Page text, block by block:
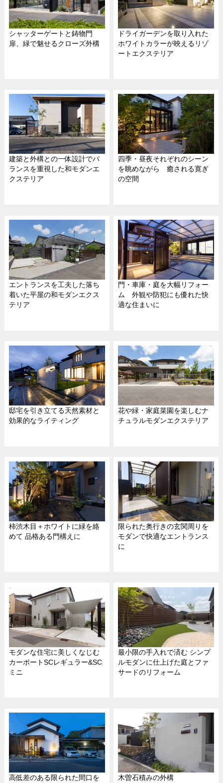
シャッターゲートと鋳物門
扉、緑で魅せるクローズ外構
ドライガーデンを取り入れた
ホワイトカラーが映えるリゾ
ートエクステリア
建築と外構との一体設計でバ
ランスを重視した和モダンエ
クステリア
四季・昼夜それぞれのシーン
を眺めながら 癒される寛ぎ
の空間
エントランスを工夫した落ち
着いた平屋の和モダンエクス
テリア
門・車庫・庭を大幅リフォー
ム 外観や防犯にも優れた快
適な住まいに
邸宅を引き立てる天然素材と
効果的なライティング
花や緑・家庭菜園を楽しむナ
チュラルモダンエクステリア
柿渋木目＋ホワイトに緑を絡
めて 品格ある門構えに
限られた奥行きの玄関周りを
モダンで快適なエントランス
に
モダンな住宅に美しくなじむ
カーポートSCレギュラー&SC
ミニ
最小限の手入れで済む シンプ
ルモダンに仕上げた庭とファ
サードのリフォーム
高低差のある限られた間口を
木曽石積みの外構